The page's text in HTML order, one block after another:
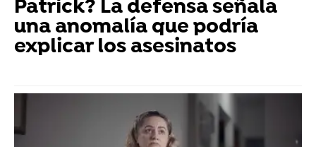
Patrick? La defensa señala
una anomalía que podría
explicar los asesinatos